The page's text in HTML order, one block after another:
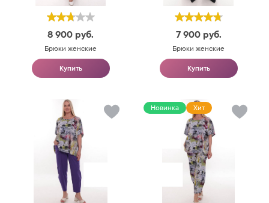
8 900 руб.
Брюки женские
Купить
7 900 руб.
Брюки женские
Купить
Новинка Хит